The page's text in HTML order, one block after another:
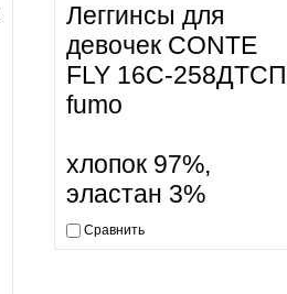
Леггинсы для
девочек CONTE
FLY 16С-258ДТСП
fumo
хлопок 97%,
эластан 3%
Сравнить